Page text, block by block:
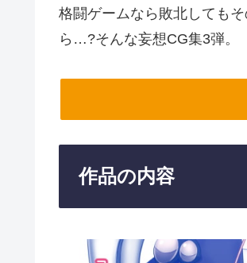
格闘ゲームなら敗北しても
ら…?そんな妄想CG集3弾。
作品の内容